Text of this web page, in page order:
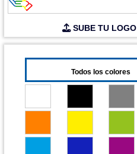
SUBE TU LOGO
Todos los colores